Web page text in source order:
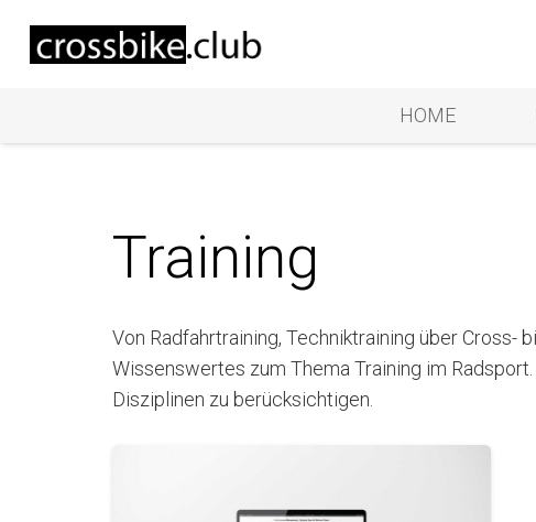
HOME
Training
Von Radfahrtraining, Techniktraining über Cross-
Wissenswertes zum Thema Training im
Disziplinen zu berücksichtigen.